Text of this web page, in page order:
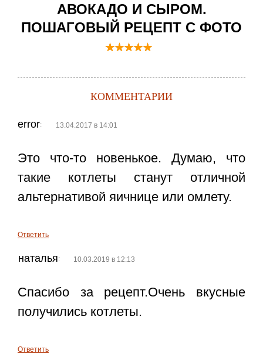
АВОКАДО И СЫРОМ.
ПОШАГОВЫЙ РЕЦЕПТ С ФОТО
КОММЕНТАРИИ
error: 13.04.2017 в 14:01
Это что-то новенькое. Думаю, что
такие котлеты станут отличной
альтернативой яичнице или омлету.
Ответить
наталья: 10.03.2019 в 12:13
Спасибо за рецепт.Очень вкусные
получились котлеты.
Ответить